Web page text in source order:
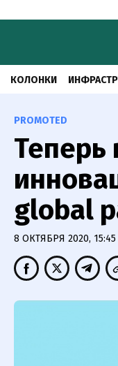
КОЛОНКИ
PROMOTED
Теперь
global
8 ОКТЯБРЯ 2020, 15:45